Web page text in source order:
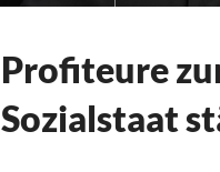
Profiteure
Sozialstaat